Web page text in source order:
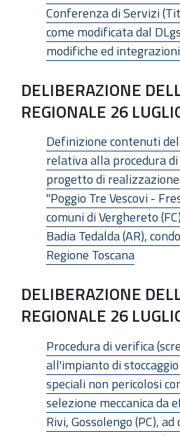
Conferenza di Servizi
come modificata dal
modifiche ed
DELIBERAZIONE
REGIONALE 26
Definizione contenuti del
relativa alla procedura
progetto di
"Poggio Tre Vescovi -
comuni di Verghereto
Badia Tedalda (AR),
Regione Toscana
DELIBERAZIONE
REGIONALE 26
Procedura di verifica
all'impianto di
speciali non pericolosi
selezione meccanica da
Rivi, Gossolengo (PC),